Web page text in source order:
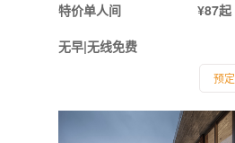
特价单人间
¥87起
无早|无线免费
预定